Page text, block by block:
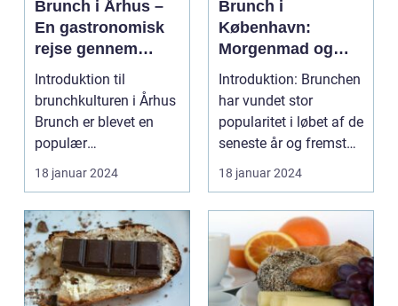
Brunch i Århus –
En gastronomisk
rejse gennem
byens bedste
morgenmadsspot
Introduktion til
brunchkulturen i Århus
Brunch er blevet en
populær
spiseoplevelse, der
kombinerer ...
18 januar 2024
Brunch i
København:
Morgenmad og
frokost i perfekt
harmoni
Introduktion: Brunchen
har vundet stor
popularitet i løbet af de
seneste år og fremstår
som en perfe...
18 januar 2024